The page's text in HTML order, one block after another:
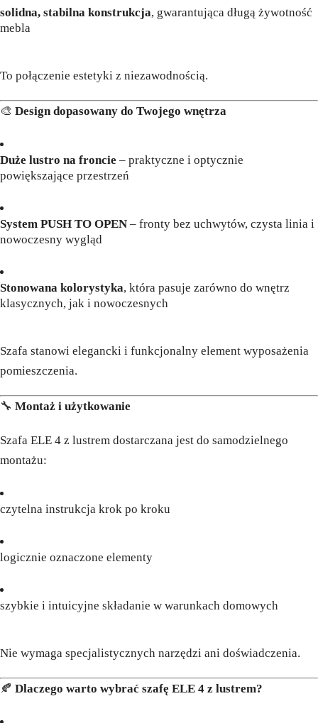
solidna, stabilna konstrukcja, gwarantująca długą żywotność
mebla
To połączenie estetyki z niezawodnością.
🎨 Design dopasowany do Twojego wnętrza
Duże lustro na froncie – praktyczne i optycznie
powiększające przestrzeń
System PUSH TO OPEN – fronty bez uchwytów, czysta linia i
nowoczesny wygląd
Stonowana kolorystyka, która pasuje zarówno do wnętrz
klasycznych, jak i nowoczesnych
Szafa stanowi elegancki i funkcjonalny element wyposażenia
pomieszczenia.
🔧 Montaż i użytkowanie
Szafa ELE 4 z lustrem dostarczana jest do samodzielnego
montażu:
czytelna instrukcja krok po kroku
logicznie oznaczone elementy
szybkie i intuicyjne składanie w warunkach domowych
Nie wymaga specjalistycznych narzędzi ani doświadczenia.
🍂 Dlaczego warto wybrać szafę ELE 4 z lustrem?